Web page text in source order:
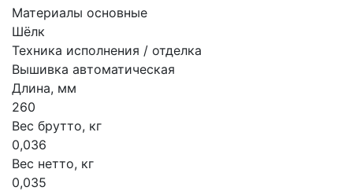
Материалы основные
Шёлк
Техника исполнения / отделка
Вышивка автоматическая
Длина, мм
260
Вес брутто, кг
0,036
Вес нетто, кг
0,035